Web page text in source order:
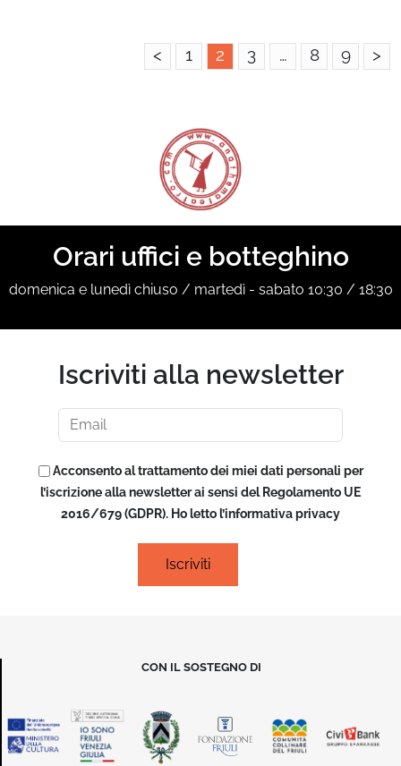
< 1 2 3 … 8 9 >
Orari uffici e botteghino
domenica e lunedì chiuso / martedì - sabato 10:30 / 18:30
Iscriviti alla newsletter
Acconsento al trattamento dei miei dati personali per
l’iscrizione alla newsletter ai sensi del Regolamento UE
2016/679 (GDPR). Ho letto l’informativa privacy
CON IL SOSTEGNO DI